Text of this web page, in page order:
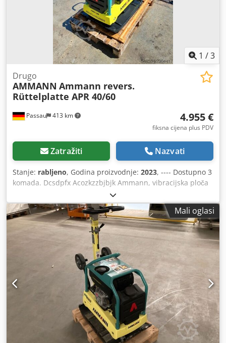
1 /3
Passau 413 km
Drugo
AMMANN Ammann revers.
Rüttelplatte APR 40/60
4.955 €
fiksna cijena plus PDV
Zatražiti Nazvati
Stanje: rabljeno, Godina proizvodnje: 2023, ---- Dostupno 3
komada. Dcsdpfx Acozkzzbjbjk Ammann, vibracijska ploča
s hodom unatrag, model APR 40/60. Kataloški broj:
100563147 Godina proizvodnje: 2023. Ammann, vibracijska
ploča s hodom unatrag, model APR 40/60. Kataloški broj:
100563148 Godina proizvodnje: 2023. Podaci: Motor: Hatz /
dizel Masa stroja: 284 kg Širina sabijanja: 600 mm
Mali oglasi